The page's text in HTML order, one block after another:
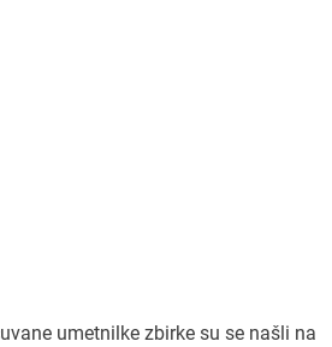
umetnilke zbirke su se našli na